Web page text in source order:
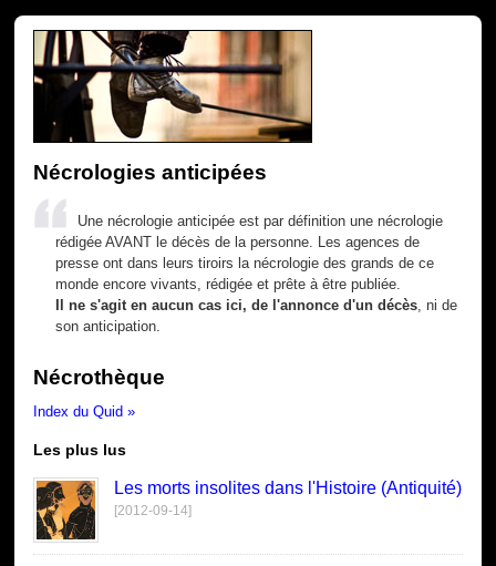
Nécrologies anticipées
Une nécrologie anticipée est par définition une nécrologie
rédigée AVANT le décès de la personne. Les agences de
presse ont dans leurs tiroirs la nécrologie des grands de ce
monde encore vivants, rédigée et prête à être publiée.
Il ne s'agit en aucun cas ici, de l'annonce d'un décès , ni de
son anticipation.
Nécrothèque
Index du Quid »
Les plus lus
Les morts insolites dans l'Histoire (Antiquité)
[2012-09-14]